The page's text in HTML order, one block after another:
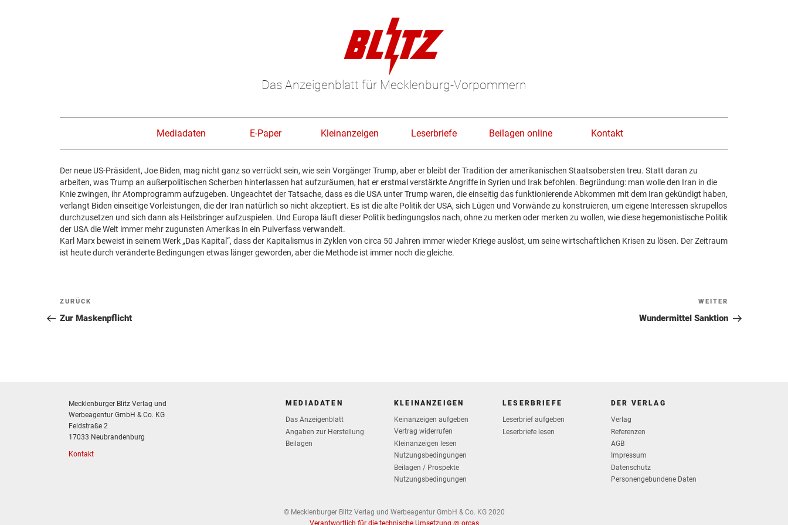
Das Anzeigenblatt für Mecklenburg-Vorpommern
Mediadaten E-Paper Kleinanzeigen Leserbriefe Beilagen online Kontakt
Der neue US-Präsident, Joe Biden, mag nicht ganz so verrückt sein, wie sein Vorgänger Trump, aber er bleibt der Tradition der amerikanischen Staatsobersten treu. Statt daran zu
arbeiten, was Trump an außerpolitischen Scherben hinterlassen hat aufzuräumen, hat er erstmal verstärkte Angriffe in Syrien und Irak befohlen. Begründung: man wolle den Iran in die
Knie zwingen, ihr Atomprogramm aufzugeben. Ungeachtet der Tatsache, dass es die USA unter Trump waren, die einseitig das funktionierende Abkommen mit dem Iran gekündigt haben,
verlangt Biden einseitige Vorleistungen, die der Iran natürlich so nicht akzeptiert. Es ist die alte Politik der USA, sich Lügen und Vorwände zu konstruieren, um eigene Interessen skrupellos
durchzusetzen und sich dann als Heilsbringer aufzuspielen. Und Europa läuft dieser Politik bedingungslos nach, ohne zu merken oder merken zu wollen, wie diese hegemonistische Politik
der USA die Welt immer mehr zugunsten Amerikas in ein Pulverfass verwandelt.
Karl Marx beweist in seinem Werk „Das Kapital“, dass der Kapitalismus in Zyklen von circa 50 Jahren immer wieder Kriege auslöst, um seine wirtschaftlichen Krisen zu lösen. Der Zeitraum
ist heute durch veränderte Bedingungen etwas länger geworden, aber die Methode ist immer noch die gleiche.
Beitragsnavigation
Vorheriger
Beitrag
ZURÜCK
Zur Maskenpflicht
Beitrag
WEITER
Wundermittel Sanktion
Mecklenburger Blitz Verlag und
Werbeagentur GmbH & Co. KG
Feldstraße 2
17033 Neubrandenburg
Kontakt
MEDIADATEN
Das Anzeigenblatt
Angaben zur Herstellung
Beilagen
KLEINANZEIGEN
Keinanzeigen aufgeben
Vertrag widerrufen
Kleinanzeigen lesen
Nutzungsbedingungen
Beilagen / Prospekte
Nutzungsbedingungen
LESERBRIEFE
Leserbrief aufgeben
Leserbriefe lesen
DER VERLAG
Verlag
Referenzen
AGB
Impressum
Datenschutz
Personengebundene Daten
© Mecklenburger Blitz Verlag und Werbeagentur GmbH & Co. KG 2020